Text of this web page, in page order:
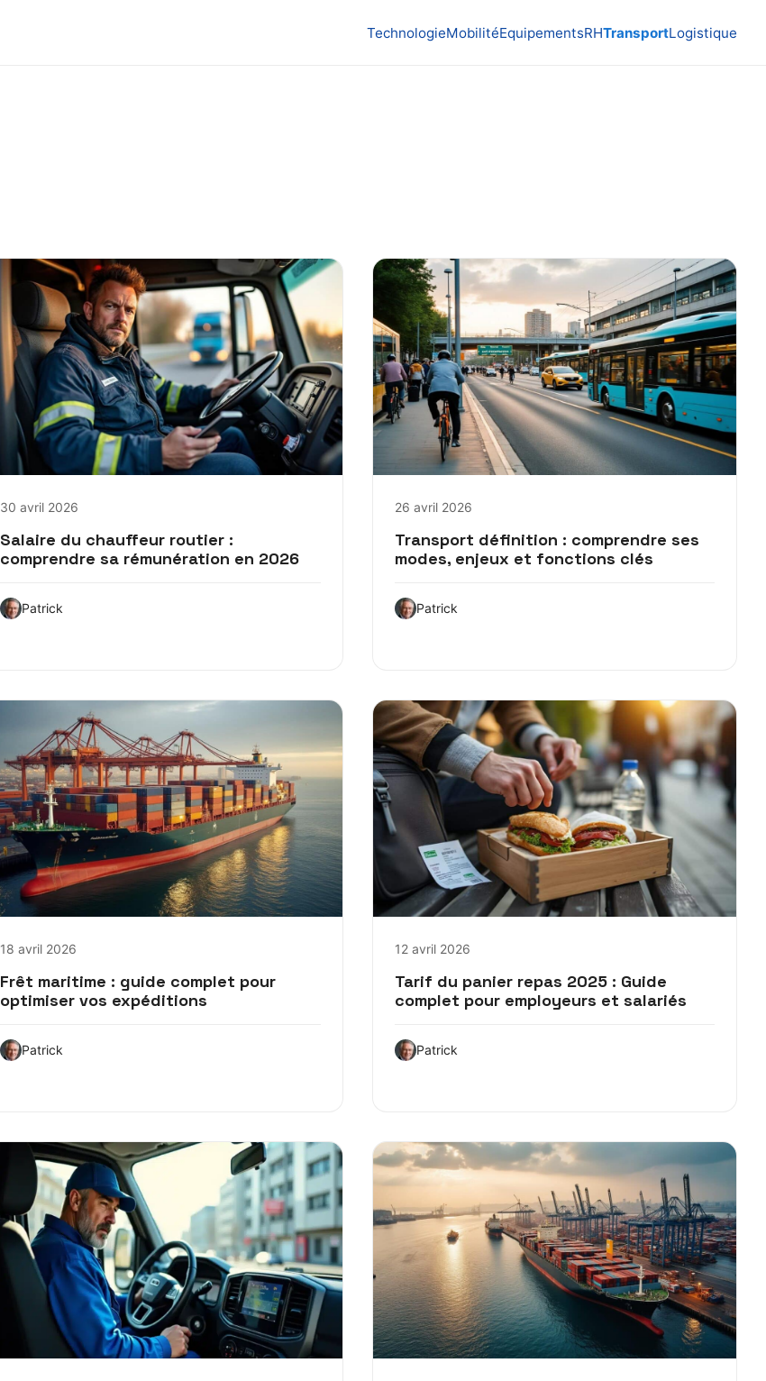
TechnologieMobilitéEquipementsRHTransportLogistique
30 avril 2026
Salaire du chauffeur routier :
comprendre sa rémunération en 2026
Patrick
26 avril 2026
Transport définition : comprendre ses
modes, enjeux et fonctions clés
Patrick
18 avril 2026
Frêt maritime : guide complet pour
optimiser vos expéditions
Patrick
12 avril 2026
Tarif du panier repas 2025 : Guide
complet pour employeurs et salariés
Patrick